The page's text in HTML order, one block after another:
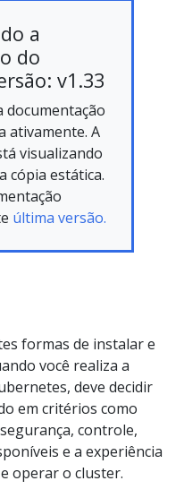
a
do
v1.33
documentação
ativamente. A
visualizando
cópia estática.
última versão.
formas de instalar e
você realiza a
deve decidir
em critérios como
controle,
e a experiência
operar o cluster.